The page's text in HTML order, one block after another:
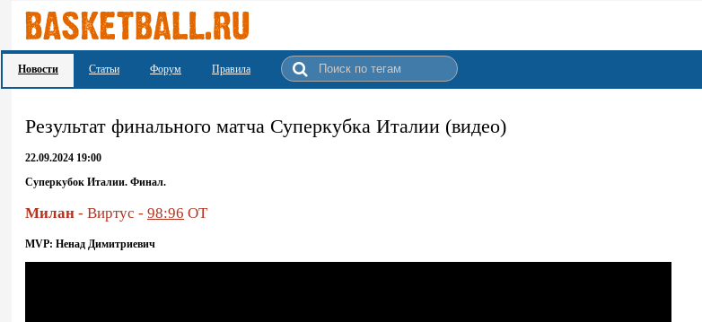
Новости Статьи Форум Правила
Результат финального матча Суперкубка Италии (видео)
22.09.2024 19:00
Суперкубок Италии. Финал.
Милан - Виртус - 98:96 OT
MVP: Ненад Димитриевич